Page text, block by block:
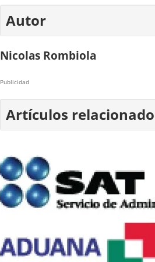
Autor
Nicolas Rombiola
Publicidad
Artículos